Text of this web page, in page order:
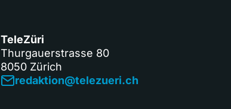
TeleZüri
Thurgauerstrasse 80
8050 Zürich
redaktion@telezueri.ch